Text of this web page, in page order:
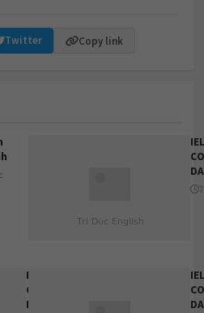
Twitter Copy link
IELTS
COLLECTION
DAY 5